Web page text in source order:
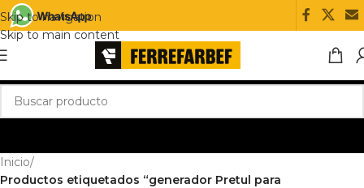
Skip to navigation
Skip to main content
Inicio/
Productos etiquetados “generador Pretul para